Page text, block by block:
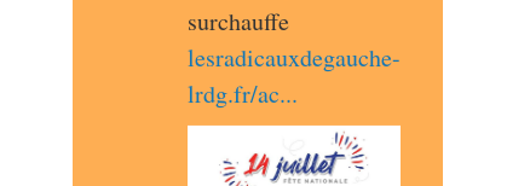
surchauffe
lesradicauxdegauche-
lrdg.fr/ac